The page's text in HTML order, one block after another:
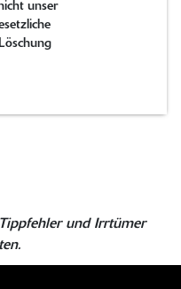
unser
und Irrtümer